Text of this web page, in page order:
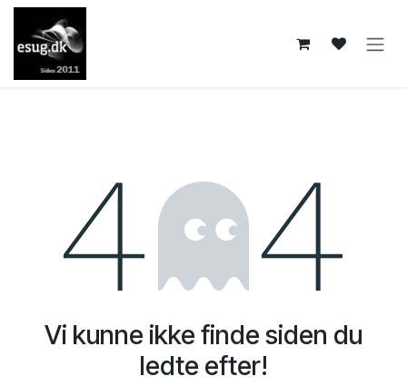
Skip to Content
Fejl 404
Vi kunne ikke finde siden du
ledte efter!